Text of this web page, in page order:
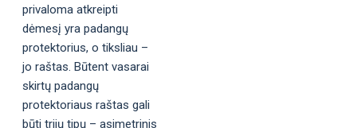
privaloma atkreipti
dėmesį yra padangų
protektorius, o tiksliau –
jo raštas. Būtent vasarai
skirtų padangų
protektoriaus raštas gali
būti trijų tipų – asimetrinis